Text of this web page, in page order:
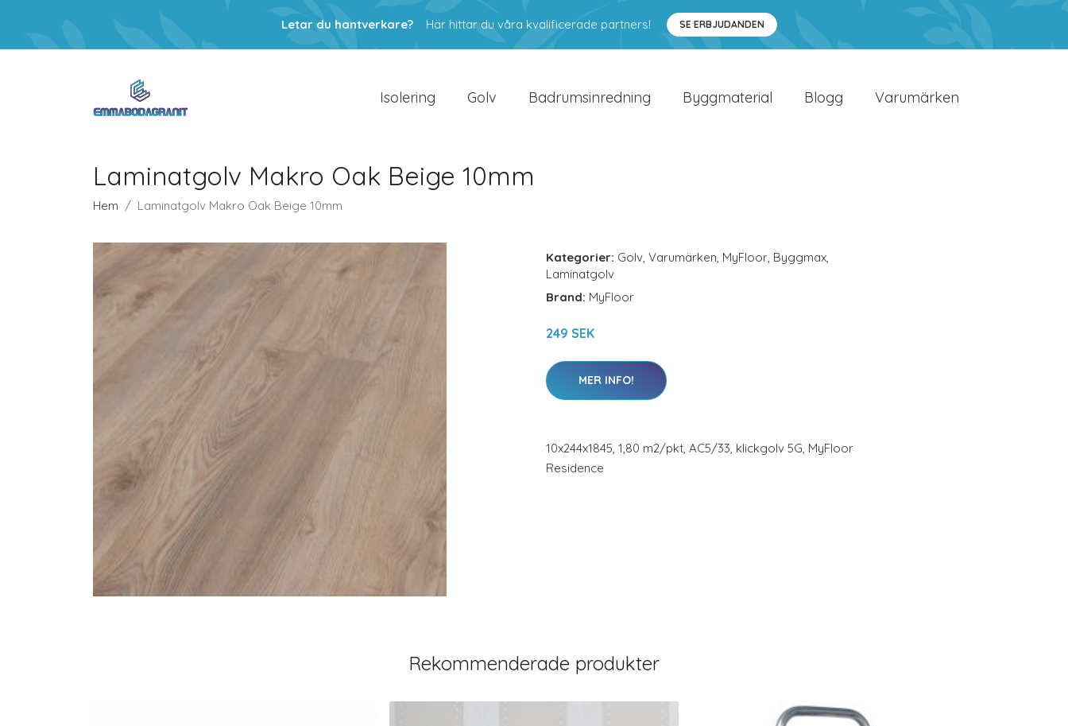
Letar du hantverkare? Här hittar du våra kvalificerade partners! SE ERBJUDANDEN
Isolering Golv Badrumsinredning Byggmaterial Blogg Varumärken
Laminatgolv Makro Oak Beige 10mm
Hem Laminatgolv Makro Oak Beige 10mm
Kategorier: Golv, Varumärken, MyFloor, Byggmax,
Laminatgolv
Brand: MyFloor
249 SEK
MER INFO!
10x244x1845, 1,80 m2/pkt, AC5/33, klickgolv 5G, MyFloor
Residence
Rekommenderade produkter